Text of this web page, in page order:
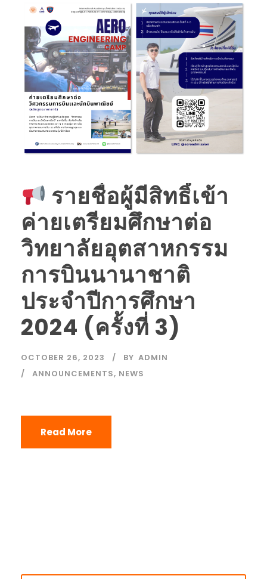
รายชื่อผู้มีสิทธิ์เข้า
ค่ายเตรียมศึกษาต่อ
วิทยาลัยอุตสาหกรรม
การบินนานาชาติ
ประจำปีการศึกษา
2024 (ครั้งที่ 3)
OCTOBER 26, 2023 BY ADMIN
ANNOUNCEMENTS, NEWS
Read More